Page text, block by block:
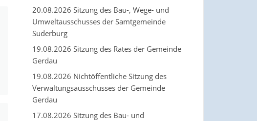
20.08.2026 Sitzung des Bau-, Wege- und
Umweltausschusses der Samtgemeinde
Suderburg
19.08.2026 Sitzung des Rates der Gemeinde
Gerdau
19.08.2026 Nichtöffentliche Sitzung des
Verwaltungsausschusses der Gemeinde
Gerdau
17.08.2026 Sitzung des Bau- und